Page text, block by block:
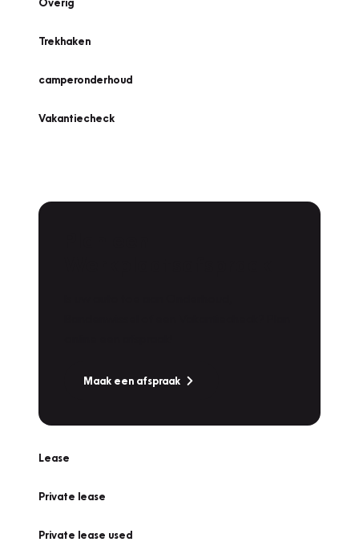
Trekhaken
camperonderhoud
Vakantiecheck
Maak een afspraak
Lease
Private lease
Private lease used